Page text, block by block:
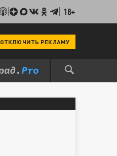
18+
ОТКЛЮЧИТЬ РЕКЛАМУ